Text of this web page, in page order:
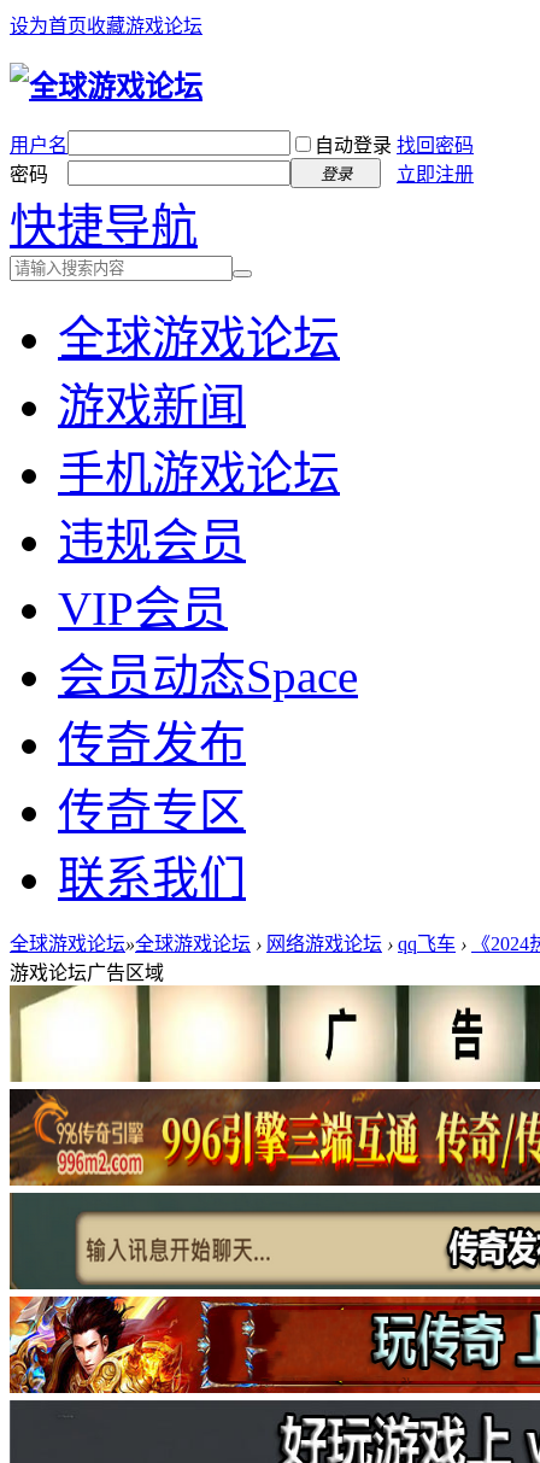
设为首页收藏游戏论坛
用户名 自动登录 找回密码
密码
登录 立即注册
快捷导航
全球游戏论坛
游戏新闻
手机游戏论坛
违规会员
VIP会员
会员动态Space
传奇发布
传奇专区
联系我们
全球游戏论坛»全球游戏论坛 › 网络游戏论坛 › qq飞车 ›
《
游戏论坛广告区域